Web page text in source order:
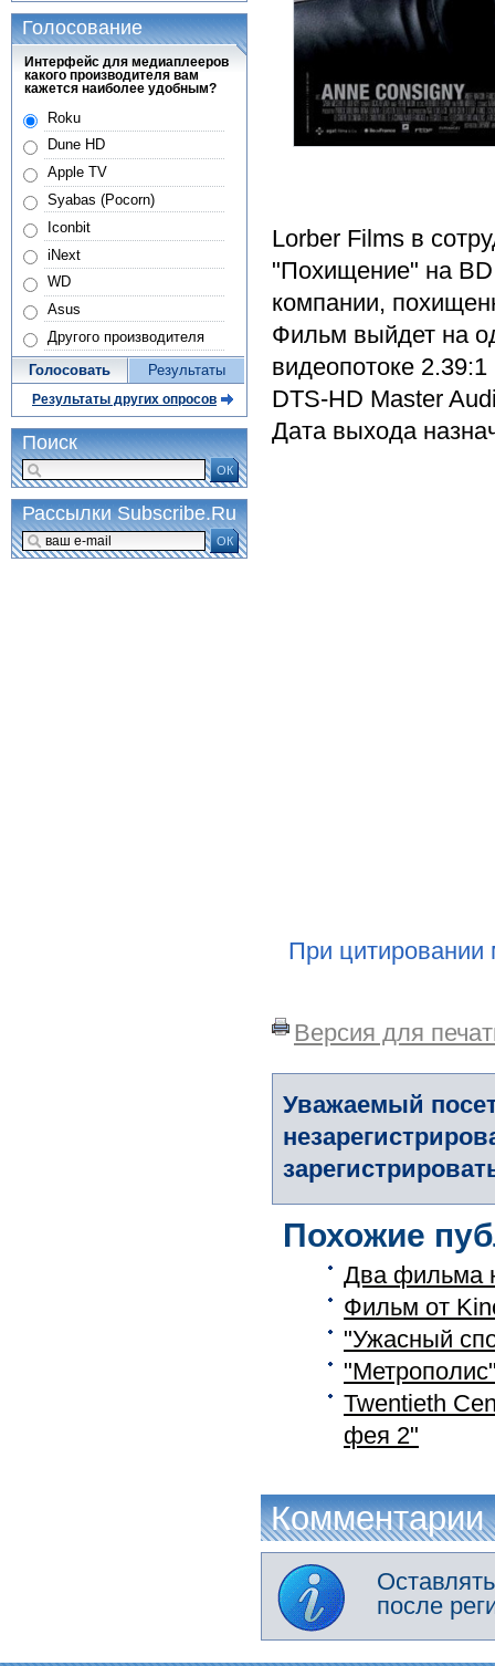
Lorber Films в
"Похищение" на
компании,
Фильм выйдет на
видеопотоке
DTS-HD Master
Дата выхода
При цитировании
Версия для
Уважаемый
Похожие
Два фильма
Фильм от
"Ужасный
Twentieth
фея 2"
Комментарии
после
Голосование
Интерфейс для медиаплееров
какого производителя вам
кажется наиболее удобным?
Roku
Dune HD
Apple TV
Syabas (Pocorn)
Iconbit
iNext
WD
Asus
Другого производителя
Голосовать Результаты
Результаты других опросов
Поиск
ОК
Рассылки Subscribe.Ru
ОК